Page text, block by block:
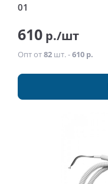
01
610 р./шт
Опт от82 шт. -610 р.